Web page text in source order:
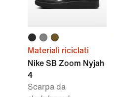
Materiali riciclati
Nike SB Zoom Nyjah
4
Scarpa da